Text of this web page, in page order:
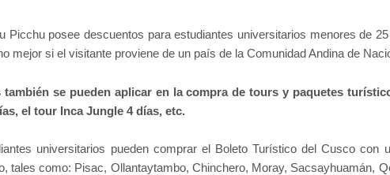
Picchu posee descuentos para estudiantes universitarios menores de
mejor si el visitante proviene de un país de la Comunidad Andina de
también se pueden aplicar en la compra de tours y paquetes
el tour Inca Jungle 4 días, etc.
universitarios pueden comprar el Boleto Turístico del Cusco
tales como: Pisac, Ollantaytambo, Chinchero, Moray, Sacsayhuamán,